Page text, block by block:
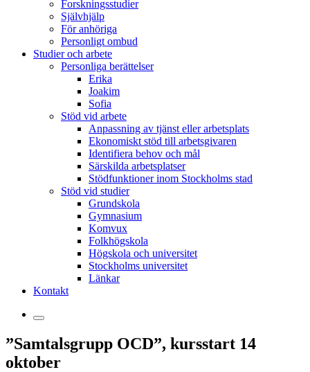
Forskningsstudier
Självhjälp
För anhöriga
Personligt ombud
Studier och arbete
Personliga berättelser
Erika
Joakim
Sofia
Stöd vid arbete
Anpassning av tjänst eller arbetsplats
Ekonomiskt stöd till arbetsgivaren
Identifiera behov och mål
Särskilda arbetsplatser
Stödfunktioner inom Stockholms stad
Stöd vid studier
Grundskola
Gymnasium
Komvux
Folkhögskola
Högskola och universitet
Stockholms universitet
Länkar
Kontakt
”Samtalsgrupp OCD”, kursstart 14
oktober